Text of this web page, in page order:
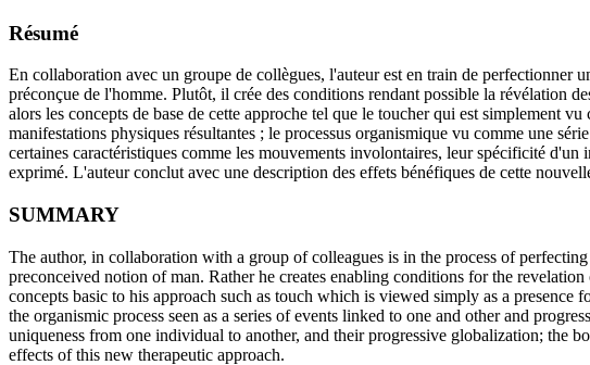
Résumé
En collaboration avec un groupe de collègues, l'auteur est en train de perfectionner
préconçue de l'homme. Plutôt, il crée des conditions rendant possible la révélation
alors les concepts de base de cette approche tel que le toucher qui est simplement
manifestations physiques résultantes ; le processus organismique vu comme une
certaines caractéristiques comme les mouvements involontaires, leur spécificité
exprimé. L'auteur conclut avec une description des effets bénéfiques de cette
SUMMARY
The author, in collaboration with a group of colleagues is in the process of
preconceived notion of man. Rather he creates enabling conditions for the
concepts basic to his approach such as touch which is viewed simply as a
the organismic process seen as a series of events linked to one and other and
uniqueness from one individual to another, and their progressive globalization; the
effects of this new therapeutic approach.